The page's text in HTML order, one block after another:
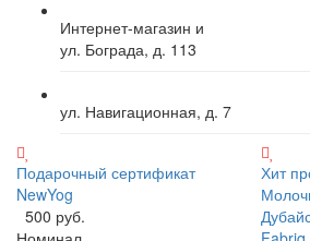
Интернет-магазин и
ул. Бограда, д. 113
ул. Навигационная, д. 7
Подарочный сертификат
NewYog
500 руб.
Хит